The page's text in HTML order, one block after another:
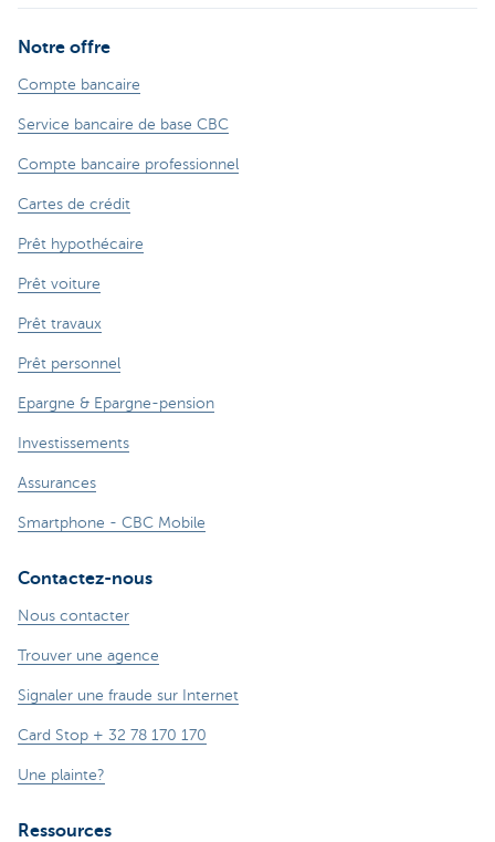
Notre offre
Compte bancaire
Service bancaire de base CBC
Compte bancaire professionnel
Cartes de crédit
Prêt hypothécaire
Prêt voiture
Prêt travaux
Prêt personnel
Epargne & Epargne-pension
Investissements
Assurances
Smartphone - CBC Mobile
Contactez-nous
Nous contacter
Trouver une agence
Signaler une fraude sur Internet
Card Stop + 32 78 170 170
Une plainte?
Ressources